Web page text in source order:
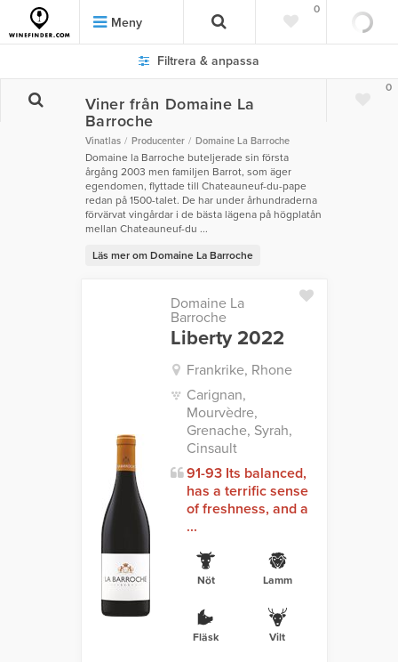
Meny
0
0
Filtrera & anpassa
Viner från Domaine La
Barroche
Vinatlas Producenter Domaine La Barroche
Domaine la Barroche buteljerade sin första
årgång 2003 men familjen Barrot, som äger
egendomen, flyttade till Chateauneuf-du-pape
redan på 1500-talet. De har under århundraderna
förvärvat vingårdar i de bästa lägena på högplatån
mellan Chateauneuf-du ...
Läs mer om Domaine La Barroche
Domaine La
Barroche
Liberty 2022
Frankrike, Rhone
Carignan,
Mourvèdre,
Grenache, Syrah,
Cinsault
91-93 Its balanced,
has a terrific sense
of freshness, and a
...
Nöt Lamm
Fläsk Vilt